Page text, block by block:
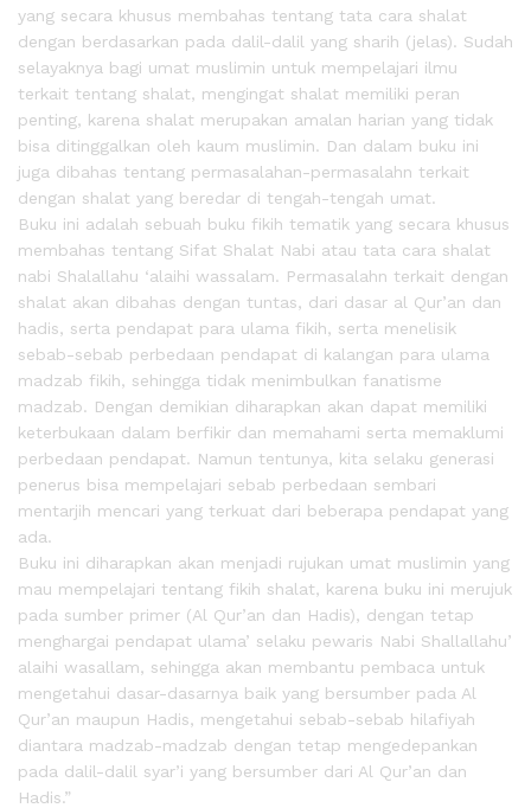
yang secara khusus membahas tentang tata cara shalat
dengan berdasarkan pada dalil-dalil yang sharih (jelas). Sudah
selayaknya bagi umat muslimin untuk mempelajari ilmu
terkait tentang shalat, mengingat shalat memiliki peran
penting, karena shalat merupakan amalan harian yang tidak
bisa ditinggalkan oleh kaum muslimin. Dan dalam buku ini
juga dibahas tentang permasalahan-permasalahn terkait
dengan shalat yang beredar di tengah-tengah umat.
Buku ini adalah sebuah buku fikih tematik yang secara khusus
membahas tentang Sifat Shalat Nabi atau tata cara shalat
nabi Shalallahu ‘alaihi wassalam. Permasalahn terkait dengan
shalat akan dibahas dengan tuntas, dari dasar al Qur’an dan
hadis, serta pendapat para ulama fikih, serta menelisik
sebab-sebab perbedaan pendapat di kalangan para ulama
madzab fikih, sehingga tidak menimbulkan fanatisme
madzab. Dengan demikian diharapkan akan dapat memiliki
keterbukaan dalam berfikir dan memahami serta memaklumi
perbedaan pendapat. Namun tentunya, kita selaku generasi
penerus bisa mempelajari sebab perbedaan sembari
mentarjih mencari yang terkuat dari beberapa pendapat yang
ada.
Buku ini diharapkan akan menjadi rujukan umat muslimin yang
mau mempelajari tentang fikih shalat, karena buku ini merujuk
pada sumber primer (Al Qur’an dan Hadis), dengan tetap
menghargai pendapat ulama’ selaku pewaris Nabi Shallallahu’
alaihi wasallam, sehingga akan membantu pembaca untuk
mengetahui dasar-dasarnya baik yang bersumber pada Al
Qur’an maupun Hadis, mengetahui sebab-sebab hilafiyah
diantara madzab-madzab dengan tetap mengedepankan
pada dalil-dalil syar’i yang bersumber dari Al Qur’an dan
Hadis.”